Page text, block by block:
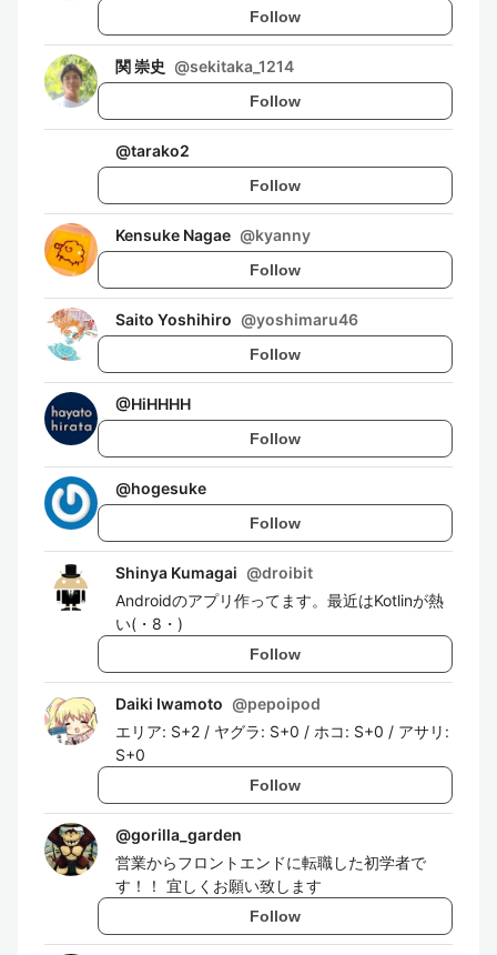
Follow
関 崇史 @sekitaka_1214
Follow
@tarako2
Follow
Kensuke Nagae @kyanny
Follow
Saito Yoshihiro @yoshimaru46
Follow
@HiHHHH
Follow
@hogesuke
Follow
Shinya Kumagai @droibit
Androidのアプリ作ってます。最近はKotlinが熱
い(・8・)
Follow
Daiki Iwamoto @pepoipod
エリア: S+2 / ヤグラ: S+0 / ホコ: S+0 / アサリ:
S+0
Follow
@gorilla_garden
営業からフロントエンドに転職した初学者で
す！！ 宜しくお願い致します
Follow